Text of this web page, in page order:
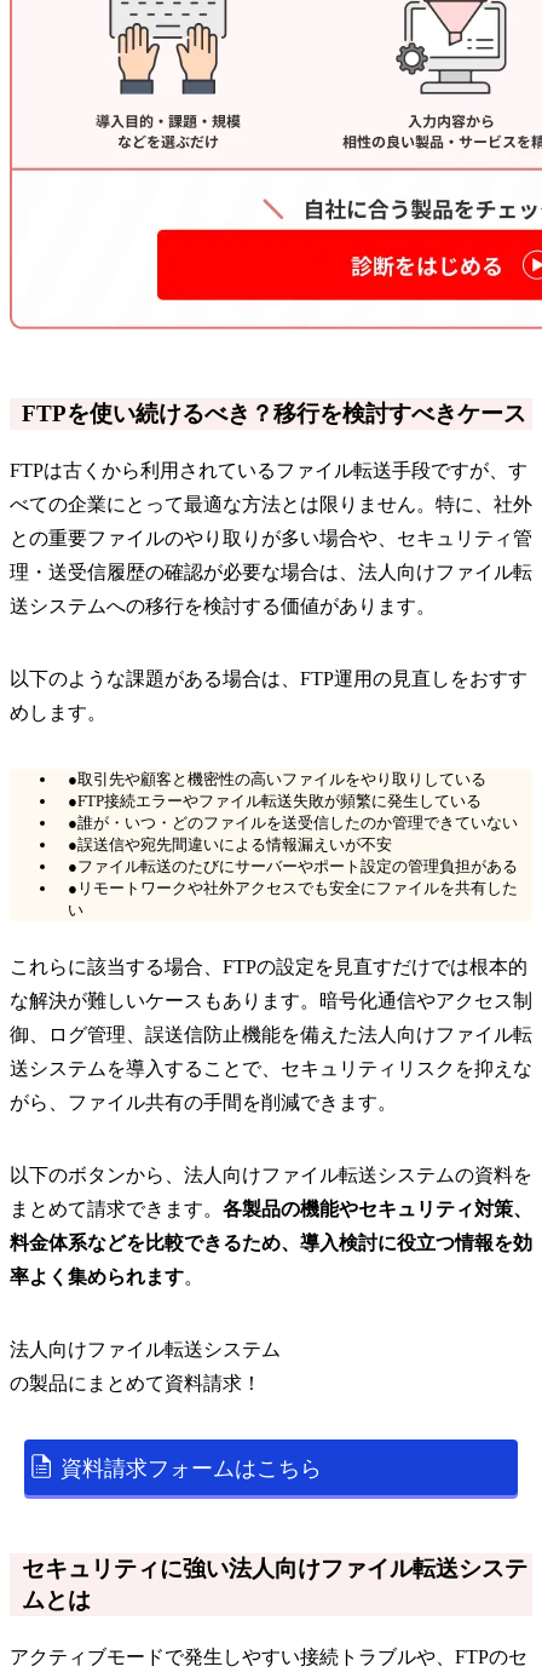
FTPを使い続けるべき？移行を検討すべきケース
FTPは古くから利用されているファイル転送手段ですが、す
べての企業にとって最適な方法とは限りません。特に、社外
との重要ファイルのやり取りが多い場合や、セキュリティ管
理・送受信履歴の確認が必要な場合は、法人向けファイル転
送システムへの移行を検討する価値があります。
以下のような課題がある場合は、FTP運用の見直しをおすす
めします。
●取引先や顧客と機密性の高いファイルをやり取りしている
●FTP接続エラーやファイル転送失敗が頻繁に発生している
●誰が・いつ・どのファイルを送受信したのか管理できていない
●誤送信や宛先間違いによる情報漏えいが不安
●ファイル転送のたびにサーバーやポート設定の管理負担がある
●リモートワークや社外アクセスでも安全にファイルを共有した
い
これらに該当する場合、FTPの設定を見直すだけでは根本的
な解決が難しいケースもあります。暗号化通信やアクセス制
御、ログ管理、誤送信防止機能を備えた法人向けファイル転
送システムを導入することで、セキュリティリスクを抑えな
がら、ファイル共有の手間を削減できます。
以下のボタンから、法人向けファイル転送システムの資料を
まとめて請求できます。 各製品の機能やセキュリティ対策、
料金体系などを比較できるため、導入検討に役立つ情報を効
率よく集められます。
法人向けファイル転送システム
の製品にまとめて資料請求！
資料請求フォームはこちら
セキュリティに強い法人向けファイル転送システ
ムとは
アクティブモードで発生しやすい接続トラブルや、FTPのセ